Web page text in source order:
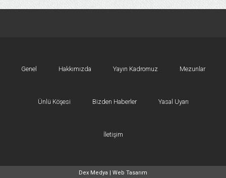
Genel Hakkımızda Yayın Kadromuz Mezunlar
Ünlü Köşesi Bizden Haberler Yasal Uyarı
İletişim
Dex Medya | Web Tasarım